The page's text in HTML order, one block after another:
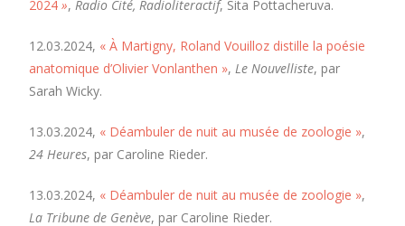
2024 »,Radio Cité, Radioliteractif, Sita Pottacheruva.
12.03.2024, « À Martigny, Roland Vouilloz distille la poésie
anatomique d’Olivier Vonlanthen »,Le Nouvelliste, par
Sarah Wicky.
13.03.2024, « Déambuler de nuit au musée de zoologie »,
24 Heures, par Caroline Rieder.
13.03.2024, « Déambuler de nuit au musée de zoologie »,
La Tribune de Genève, par Caroline Rieder.